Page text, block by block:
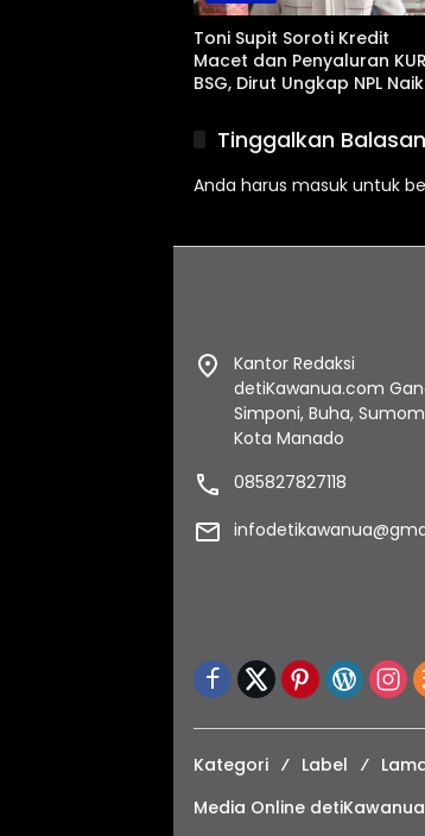
Toni Supit Soroti Kredit
Macet dan Penyaluran KUR
BSG, Dirut Ungkap NPL Naik
Tinggalkan Balasan
Anda harus masuk untuk
Kantor Redaksi
detiKawanua.com
Simponi, Buha,
Kota Manado
085827827118
Kategori Label
Media Online